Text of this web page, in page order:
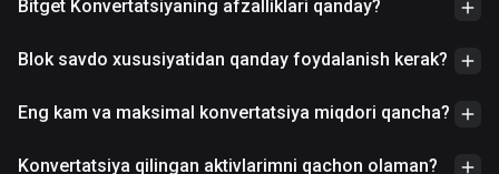
Bitget Konvertatsiyaning afzalliklari qanday?
Blok savdo xususiyatidan qanday foydalanish kerak?
Eng kam va maksimal konvertatsiya miqdori qancha?
Konvertatsiya qilingan aktivlarimni qachon olaman?